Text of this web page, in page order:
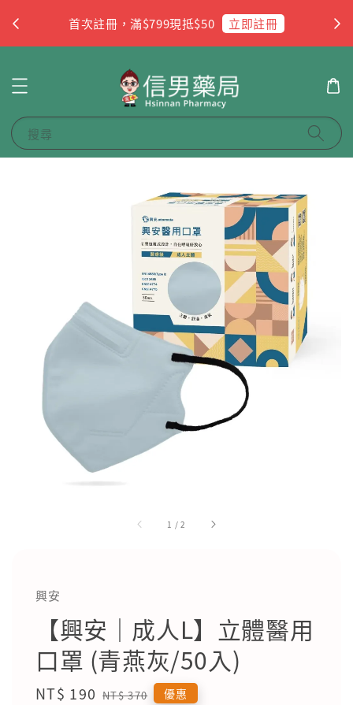
首次註冊，滿$799現抵$50 立即註冊
搜尋
1 /2
興安
【興安｜成人L】立體醫用
口罩 (青燕灰/50入)
Sale
NT$ 190 Regular
NT$ 370 優惠